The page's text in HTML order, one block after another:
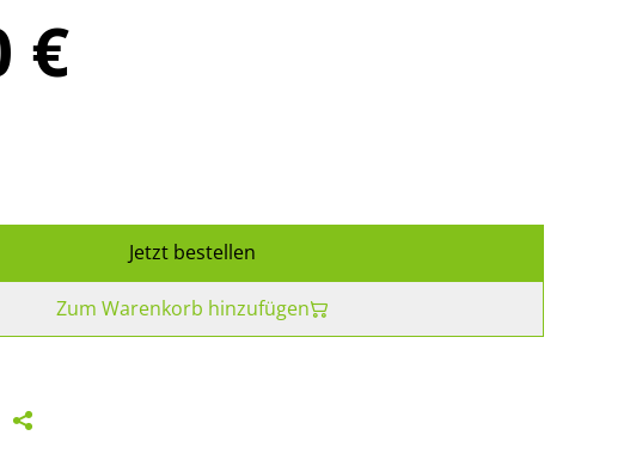
€
Jetzt bestellen
Zum Warenkorb hinzufügen